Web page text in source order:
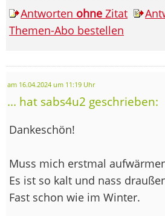
Antworten ohne Zitat
Themen-Abo bestellen
am 16.04.2024 um 11:19 Uhr
... hat sabs4u2 geschrieben:
Dankeschön!
Muss mich erstmal
Es ist so kalt und nass
Fast schon wie im Winter.